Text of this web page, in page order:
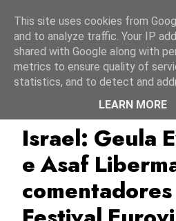
Asaf Liberman ESC2020
Israel: Geula
e Asaf
This site uses cookies from
and to analyze traffic. Your IP
shared with Google along with
metrics to ensure quality of
statistics, and to detect and
LEARN MORE